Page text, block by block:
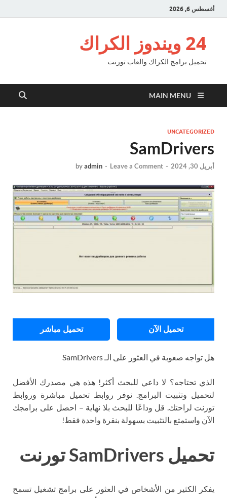
أغسطس 6, 2026
24 ويندوز الكراك
تحميل برامج الكراك والعاب تورنت
MAIN MENU
UNCATEGORIZED
SamDrivers
أبريل 30, 2024 -
byadmin - Leave a Comment
تحميل الآن تحميل مباشر
هل تواجه صعوبة في العثور على الـ SamDrivers
الذي تحتاجه؟ لا داعي للبحث أكثر! هذه هي مصدرك الأفضل
لتحميل وتثبيت البرامج. نوفر روابط تحميل مباشرة وروابط
تورنت لراحتك. قل وداعًا للبحث بلا نهاية – احصل على برامجك
الآن واستمتع بالتثبيت بسهولة بنقرة واحدة فقط!
تحميل SamDrivers تورنت
يفكر الكثير من الأشخاص في العثور على برامج تشغيل تسمح